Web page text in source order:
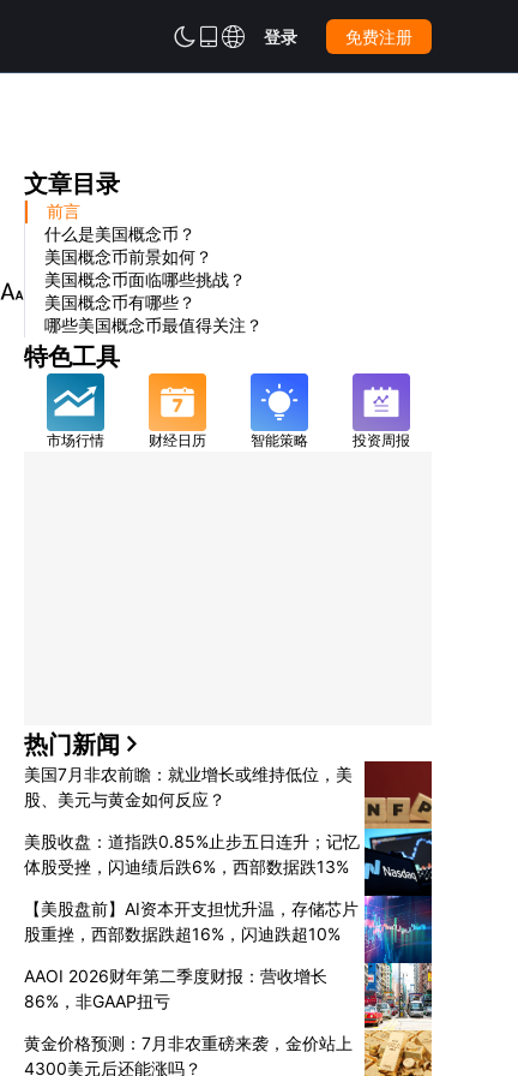
 登录 免费注册

文章目录
前言
什么是美国概念币？
美国概念币前景如何？
美国概念币面临哪些挑战？
美国概念币有哪些？
哪些美国概念币最值得关注？
特色工具
市场行情 财经日历 智能策略 投资周报
热门新闻
美国7月非农前瞻：就业增长或维持低位，美
股、美元与黄金如何反应？
美股收盘：道指跌0.85%止步五日连升；记忆
体股受挫，闪迪绩后跌6%，西部数据跌13%
【美股盘前】AI资本开支担忧升温，存储芯片
股重挫，西部数据跌超16%，闪迪跌超10%
AAOI 2026财年第二季度财报：营收增长
86%，非GAAP扭亏
黄金价格预测：7月非农重磅来袭，金价站上
4300美元后还能涨吗？